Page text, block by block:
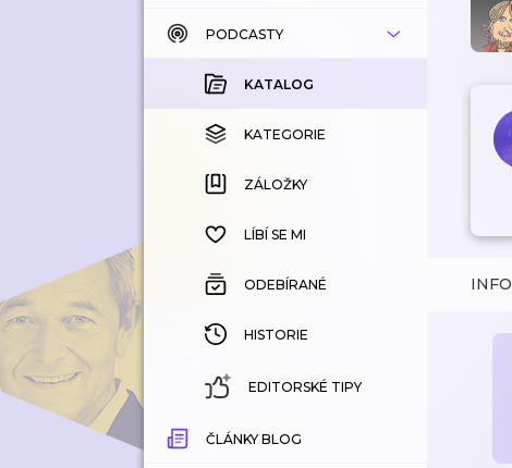
KATALOG
KOUPENÉ
KATEGORIE
ZÁLOŽKY
HISTORIE
PODCASTY
KATALOG
KATEGORIE
ZÁLOŽKY
LÍBÍ SE MI
ODEBÍRANÉ
HISTORIE
EDITORSKÉ TIPY
ČLÁNKY BLOG
INFO